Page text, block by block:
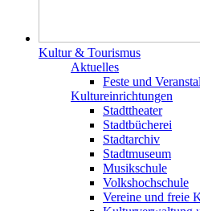
Kultur & Tourismus
Aktuelles
Feste und
Kultureinrichtungen
Stadttheater
Stadtbücherei
Stadtarchiv
Stadtmuseum
Musikschule
Volkshochschule
Vereine und freie